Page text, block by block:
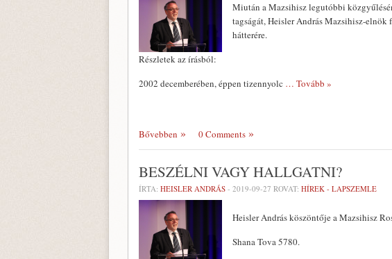
Miután a Mazsihisz legutóbbi
tagságát, Heisler András Mazsihisz-
hátterére.
Részletek az írásból:
2002 decemberében, éppen tizennyolc … Tovább »
Bővebben 0 Comments
BESZÉLNI VAGY HALLGATNI?
ÍRTA: HEISLER ANDRÁS - 2019-09-27 ROVAT: HÍREK - LAPSZEMLE
Heisler András köszöntője a Mazsihisz
Shana Tova 5780.